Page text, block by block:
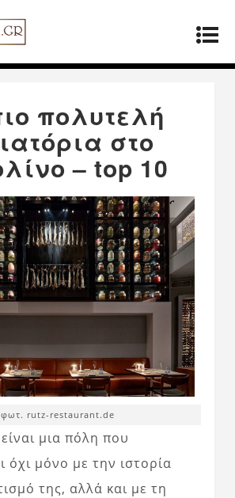
ΤΡΟΠΟΣ ΖΩΗΣ
στο Βερολίνο – top 10
πολυτελή
στο
– top 10
φωτ. rutz-restaurant.de
μια πόλη που
όχι μόνο με την ιστορία
της, αλλά και με τη